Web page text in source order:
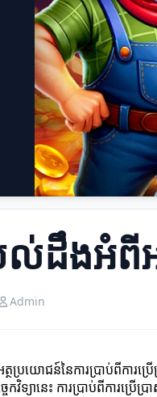
ដឹងអំពីអ
Admin
ប្រយោជន៍នៃការប្រាប់ពីការប្រ
កវិទ្យានេះ ការប្រាប់ពីការប្